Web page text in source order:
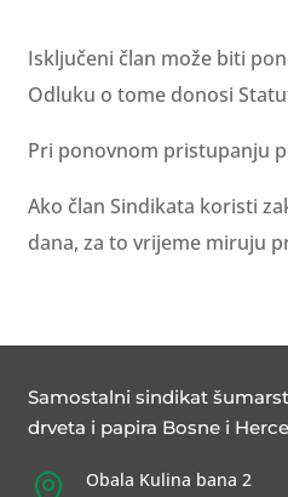
Isključeni član može biti
Odluku o tome donosi
Pri ponovnom pristupanju
Ako član Sindikata koristi
dana, za to vrijeme miruju
Samostalni sindikat
drveta i papira Bosne i
Obala Kulina bana 2